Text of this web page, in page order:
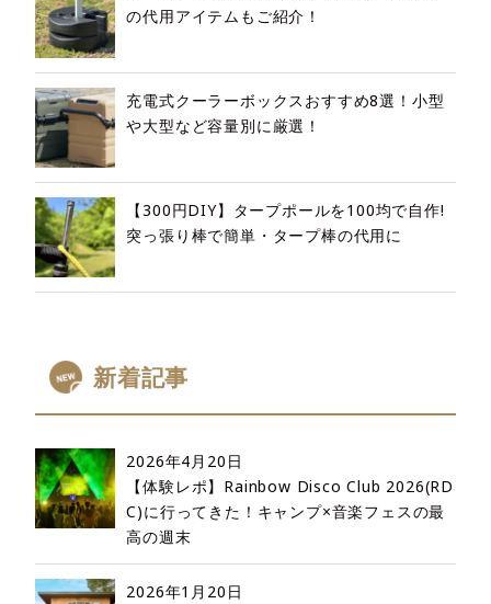
の代用アイテムもご紹介！
充電式クーラーボックスおすすめ8選！小型
や大型など容量別に厳選！
【300円DIY】タープポールを100均で自作!
突っ張り棒で簡単・タープ棒の代用に
新着記事
2026年4月20日
【体験レポ】Rainbow Disco Club 2026(RD
C)に行ってきた！キャンプ×音楽フェスの最
高の週末
2026年1月20日